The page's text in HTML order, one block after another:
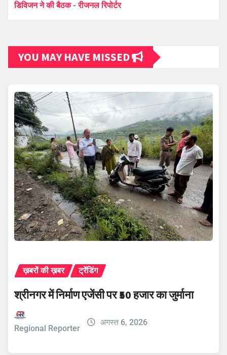
डिविजन ने की बैठक - रीजनल रिपोर्टर
YOU MAY HAVE MISSED
ख़बरों की ख़बर ट्रेंडिंग
श्रीनगर में निर्माण एजेंसी पर ₹50 हजार का जुर्माना
Regional Reporter
अगस्त 6, 2026